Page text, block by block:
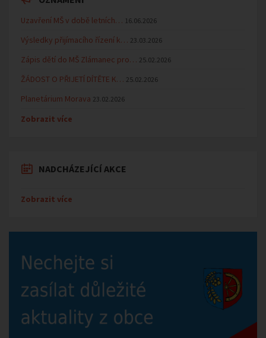
Uzavření MŠ v době letních… 16.06.2026
Výsledky přijímacího řízení k… 23.03.2026
Zápis dětí do MŠ Zlámanec pro… 25.02.2026
ŽÁDOST O PŘIJETÍ DÍTĚTE K… 25.02.2026
Planetárium Morava 23.02.2026
Zobrazit více
NADCHÁZEJÍCÍ AKCE
Zobrazit více